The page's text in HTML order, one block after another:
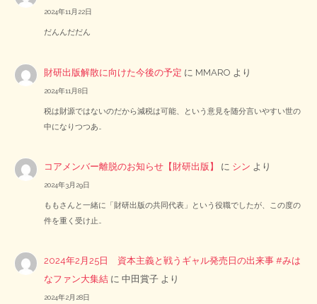
2024年11月22日
だんんだだん
財研出版解散に向けた今後の予定 に MMARO より
2024年11月8日
税は財源ではないのだから減税は可能、という意見を随分言いやすい世の
中になりつつあ…
コアメンバー離脱のお知らせ【財研出版】 に シン より
2024年3月29日
ももさんと一緒に「財研出版の共同代表」という役職でしたが、この度の
件を重く受け止…
2024年2月25日 資本主義と戦うギャル発売日の出来事 #みは
なファン大集結 に中田賞子 より
2024年2月28日